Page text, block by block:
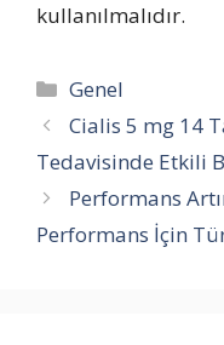
kullanılmalıdır.
Kategoriler
Genel
Cialis 5 mg 14
Tedavisinde Etkili
Performans
Performans İçin